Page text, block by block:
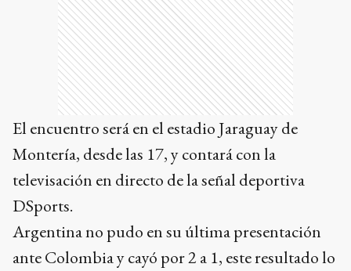
El encuentro será en el estadio Jaraguay de
Montería, desde las 17, y contará con la
televisación en directo de la señal deportiva
DSports.
Argentina no pudo en su última presentación
ante Colombia y cayó por 2 a 1, este resultado lo